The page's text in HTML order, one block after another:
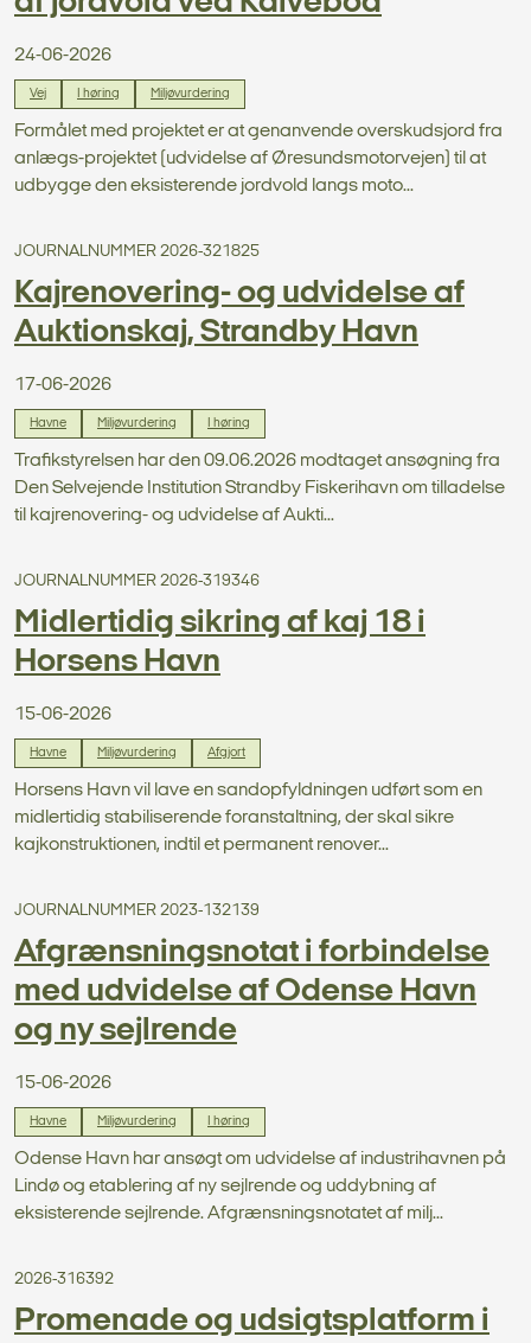
24-06-2026
Vej I høring Miljøvurdering
Formålet med projektet er at genanvende overskudsjord fra
anlægs-projektet (udvidelse af Øresundsmotorvejen) til at
udbygge den eksisterende jordvold langs moto...
JOURNALNUMMER 2026-321825
Kajrenovering- og udvidelse af
Auktionskaj, Strandby Havn
17-06-2026
Havne Miljøvurdering I høring
Trafikstyrelsen har den 09.06.2026 modtaget ansøgning fra
Den Selvejende Institution Strandby Fiskerihavn om tilladelse
til kajrenovering- og udvidelse af Aukti...
JOURNALNUMMER 2026-319346
Midlertidig sikring af kaj 18 i
Horsens Havn
15-06-2026
Havne Miljøvurdering Afgjort
Horsens Havn vil lave en sandopfyldningen udført som en
midlertidig stabiliserende foranstaltning, der skal sikre
kajkonstruktionen, indtil et permanent renover...
JOURNALNUMMER 2023-132139
Afgrænsningsnotat i forbindelse
med udvidelse af Odense Havn
og ny sejlrende
15-06-2026
Havne Miljøvurdering I høring
Odense Havn har ansøgt om udvidelse af industrihavnen på
Lindø og etablering af ny sejlrende og uddybning af
eksisterende sejlrende. Afgrænsningsnotatet af milj...
2026-316392
Promenade og udsigtsplatform i